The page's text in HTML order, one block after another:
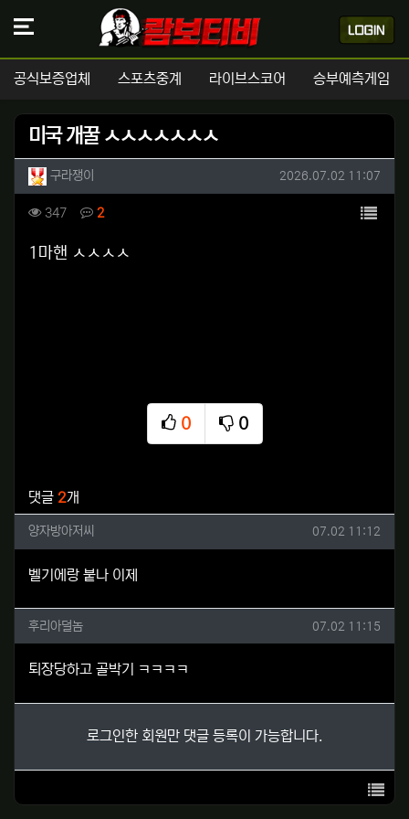
공식보증업체 스포츠중계 라이브스코어 승부예측게임
미국 개꿀 ㅅㅅㅅㅅㅅㅅㅅ
작성자 정보
구라쟁이 작성일
2026.07.02 11:07
컨텐츠 정보
347조회 2댓글 목록
본문
1마핸 ㅅㅅㅅㅅ
0
추천
0
비추천
댓글 2개
양자방아저씨님의 댓글
양자방아저씨 작성일
07.02 11:12
벨기에랑 붙나 이제
후리아덜놈님의 댓글
후리아덜놈 작성일
07.02 11:15
퇴장당하고 골박기 ㅋㅋㅋㅋ
로그인한 회원만 댓글 등록이 가능합니다.
목록